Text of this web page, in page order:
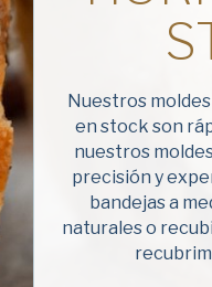
American Pan
Chicago Metallic
Pan GLO
Synova
Turbel
Nuestros
en stock son
nuestros
precisión y
bandejas a
naturales o
(Obligatorio)
Teléfono
Dirección